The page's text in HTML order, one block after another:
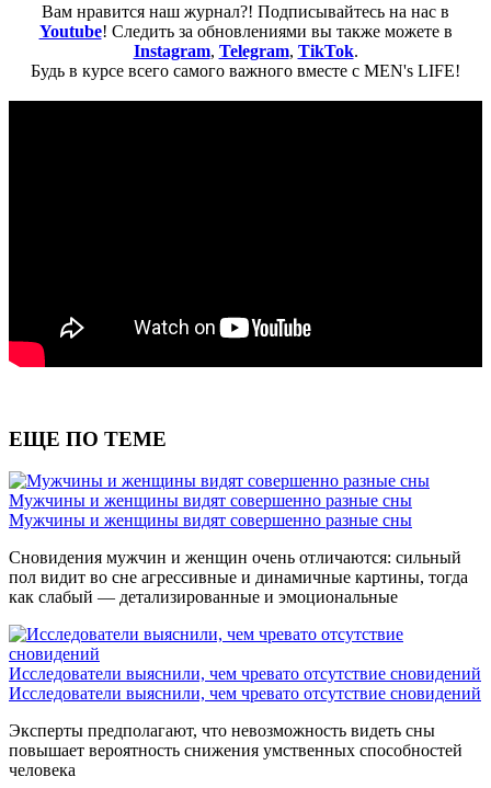
Вам нравится наш журнал?! Подписывайтесь на нас в
Youtube! Следить за обновлениями вы также можете в
Instagram, Telegram, TikTok.
Будь в курсе всего самого важного вместе с MEN's LIFE!
ЕЩЕ ПО ТЕМЕ
Мужчины и женщины видят совершенно разные сны
Мужчины и женщины видят совершенно разные сны
Сновидения мужчин и женщин очень отличаются: сильный
пол видит во сне агрессивные и динамичные картины, тогда
как слабый — детализированные и эмоциональные
Исследователи выяснили, чем чревато отсутствие сновидений
Исследователи выяснили, чем чревато отсутствие сновидений
Эксперты предполагают, что невозможность видеть сны
повышает вероятность снижения умственных способностей
человека